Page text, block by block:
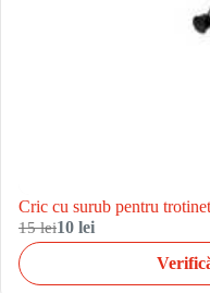
Cric cu surub pentru
15 lei10 lei